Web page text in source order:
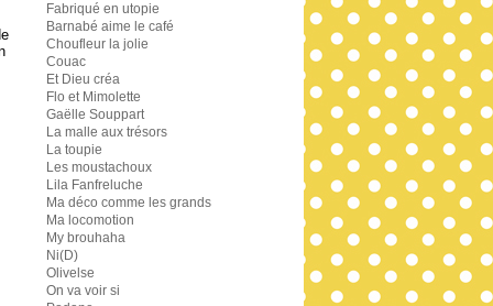
Fabriqué en utopie
Barnabé aime le café
Choufleur la jolie
Couac
Et Dieu créa
Flo et Mimolette
Gaëlle Souppart
La malle aux trésors
La toupie
Les moustachoux
Lila Fanfreluche
Ma déco comme les grands
Ma locomotion
My brouhaha
Ni(D)
Olivelse
On va voir si